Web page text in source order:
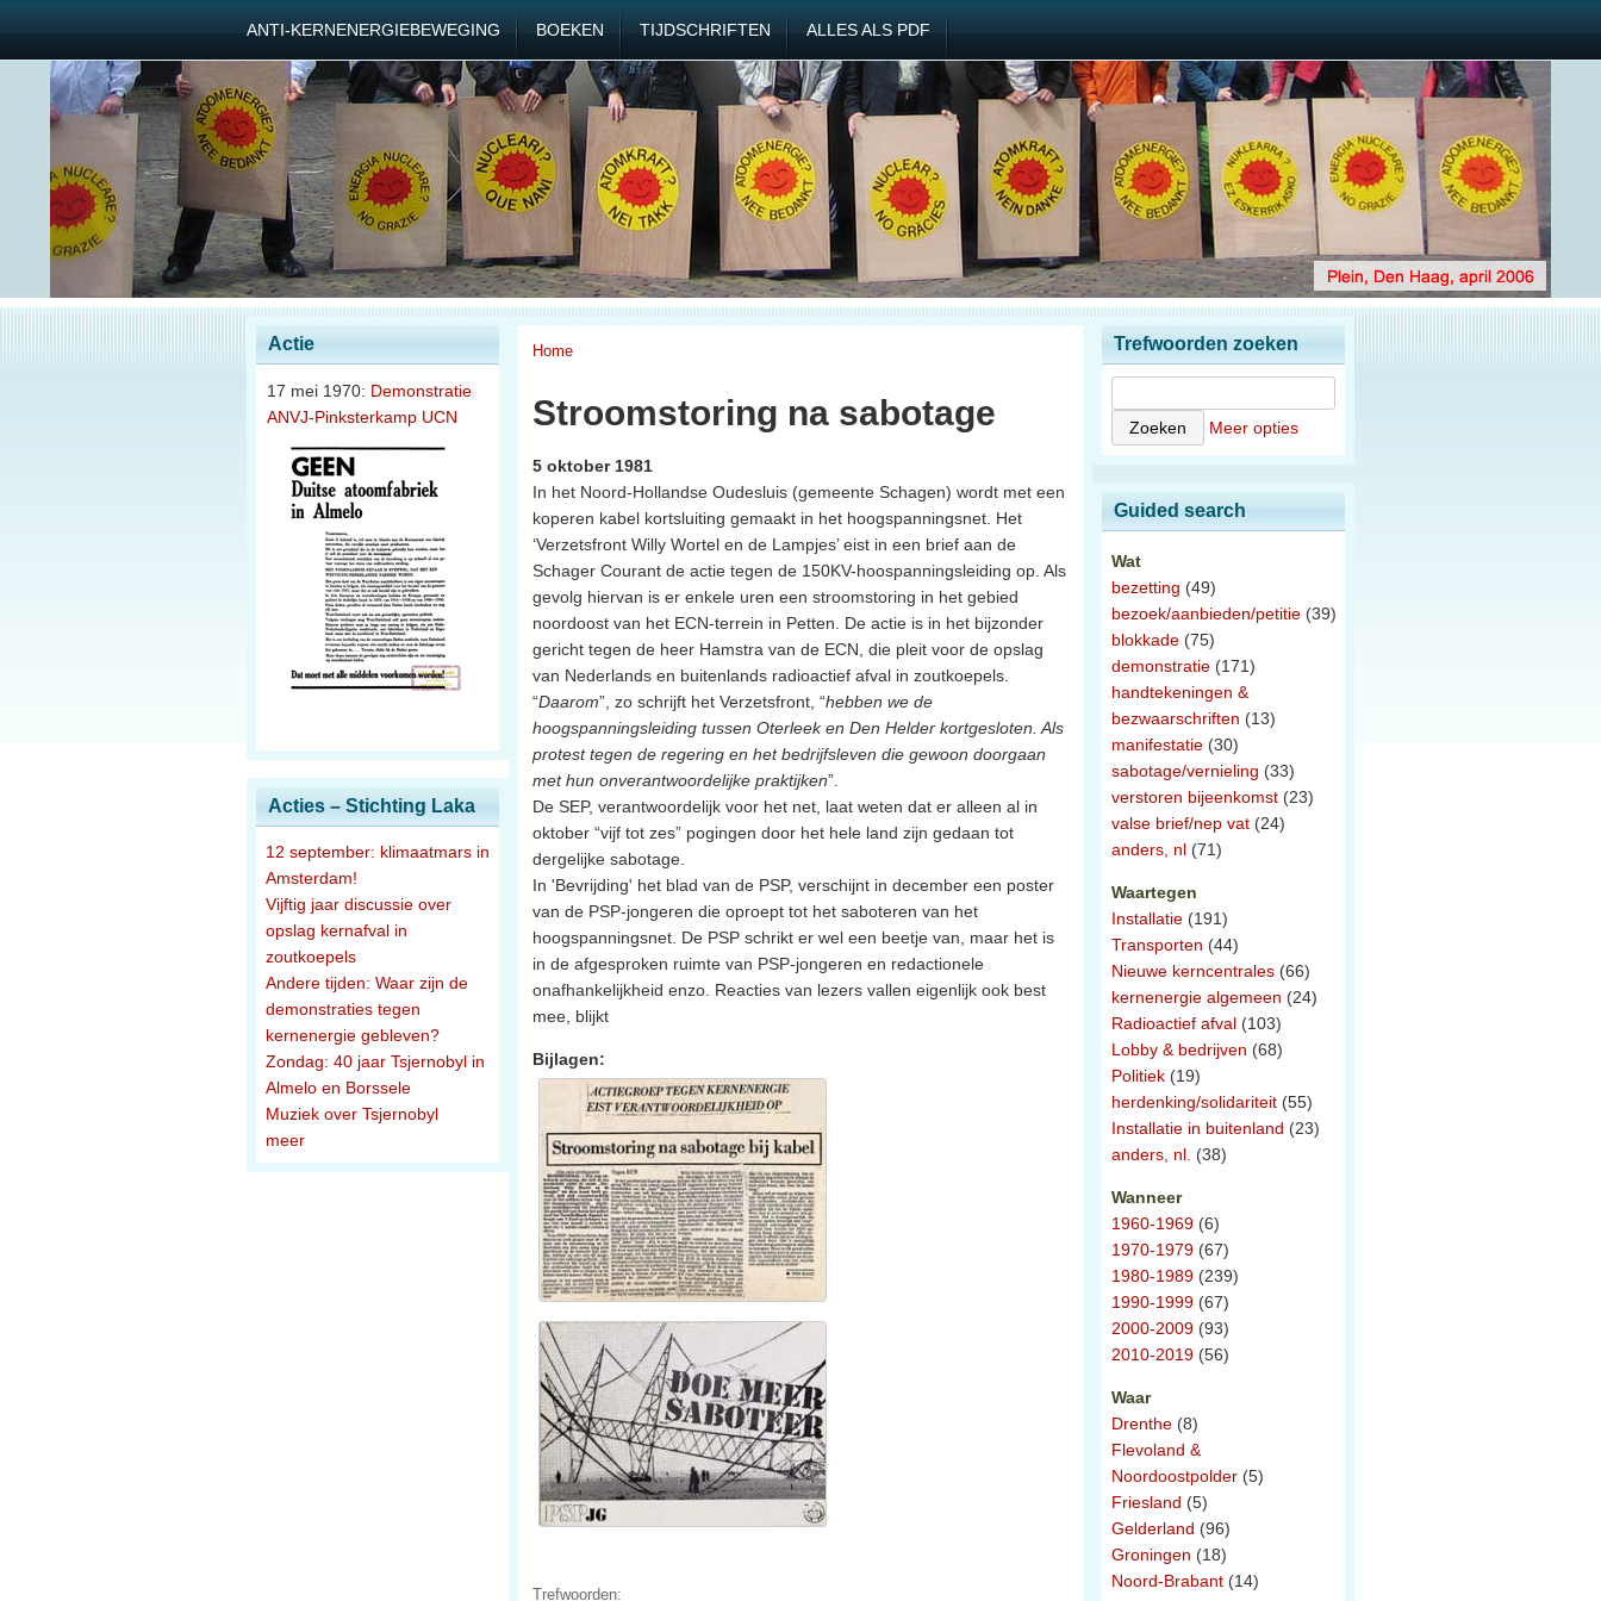
ANTI-KERNENERGIEBEWEGING BOEKEN TIJDSCHRIFTEN ALLES ALS PDF
Actie
17 mei 1970: Demonstratie
ANVJ-Pinksterkamp UCN
Acties – Stichting Laka
12 september: klimaatmars in
Amsterdam!
Vijftig jaar discussie over
opslag kernafval in
zoutkoepels
Andere tijden: Waar zijn de
demonstraties tegen
kernenergie gebleven?
Zondag: 40 jaar Tsjernobyl in
Almelo en Borssele
Muziek over Tsjernobyl
meer
Home
Stroomstoring na sabotage
5 oktober 1981
In het Noord-Hollandse Oudesluis (gemeente Schagen) wordt met een
koperen kabel kortsluiting gemaakt in het hoogspanningsnet. Het
‘Verzetsfront Willy Wortel en de Lampjes’ eist in een brief aan de
Schager Courant de actie tegen de 150KV-hoospanningsleiding op. Als
gevolg hiervan is er enkele uren een stroomstoring in het gebied
noordoost van het ECN-terrein in Petten. De actie is in het bijzonder
gericht tegen de heer Hamstra van de ECN, die pleit voor de opslag
van Nederlands en buitenlands radioactief afval in zoutkoepels.
“Daarom”, zo schrijft het Verzetsfront, “hebben we de
hoogspanningsleiding tussen Oterleek en Den Helder kortgesloten. Als
protest tegen de regering en het bedrijfsleven die gewoon doorgaan
met hun onverantwoordelijke praktijken”.
De SEP, verantwoordelijk voor het net, laat weten dat er alleen al in
oktober “vijf tot zes” pogingen door het hele land zijn gedaan tot
dergelijke sabotage.
In 'Bevrijding' het blad van de PSP, verschijnt in december een poster
van de PSP-jongeren die oproept tot het saboteren van het
hoogspanningsnet. De PSP schrikt er wel een beetje van, maar het is
in de afgesproken ruimte van PSP-jongeren en redactionele
onafhankelijkheid enzo. Reacties van lezers vallen eigenlijk ook best
mee, blijkt
Bijlagen:
Trefwoorden:
Trefwoorden zoeken
Meer opties
Guided search
Wat
bezetting (49)
bezoek/aanbieden/petitie (39)
blokkade (75)
demonstratie (171)
handtekeningen &
bezwaarschriften (13)
manifestatie (30)
sabotage/vernieling (33)
verstoren bijeenkomst (23)
valse brief/nep vat (24)
anders, nl (71)
Waartegen
Installatie (191)
Transporten (44)
Nieuwe kerncentrales (66)
kernenergie algemeen (24)
Radioactief afval (103)
Lobby & bedrijven (68)
Politiek (19)
herdenking/solidariteit (55)
Installatie in buitenland (23)
anders, nl. (38)
Wanneer
1960-1969 (6)
1970-1979 (67)
1980-1989 (239)
1990-1999 (67)
2000-2009 (93)
2010-2019 (56)
Waar
Drenthe (8)
Flevoland &
Noordoostpolder (5)
Friesland (5)
Gelderland (96)
Groningen (18)
Noord-Brabant (14)